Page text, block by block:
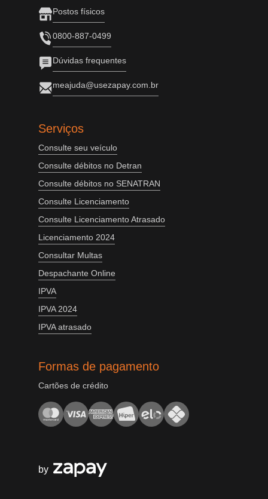
Postos físicos
0800-887-0499
Dúvidas frequentes
meajuda@usezapay.com.br
Serviços
Consulte seu veículo
Consulte débitos no Detran
Consulte débitos no SENATRAN
Consulte Licenciamento
Consulte Licenciamento Atrasado
Licenciamento 2024
Consultar Multas
Despachante Online
IPVA
IPVA 2024
IPVA atrasado
Formas de pagamento
Cartões de crédito
by